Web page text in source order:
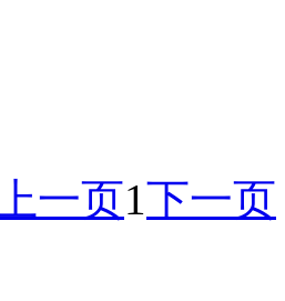
上一页1下一页